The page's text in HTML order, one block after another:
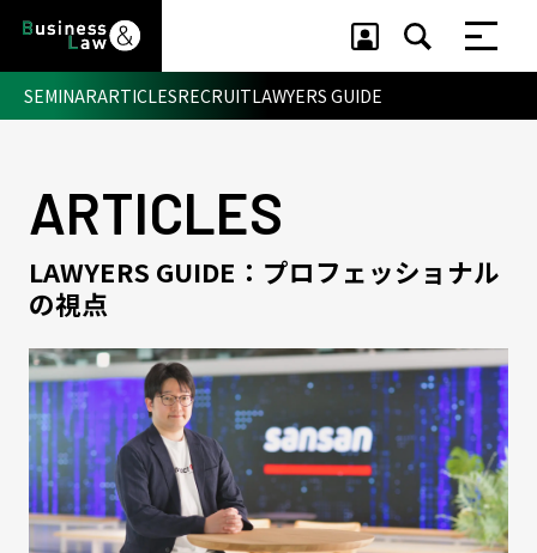
セミナー ・ 記事
セミナー
記事
リクルート
SEMINARARTICLESRECRUITLAWYERS GUIDE
ARTICLES
LAWYERS GUIDE：プロフェッショナル
の視点